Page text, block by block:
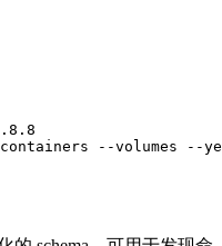
--volumes --